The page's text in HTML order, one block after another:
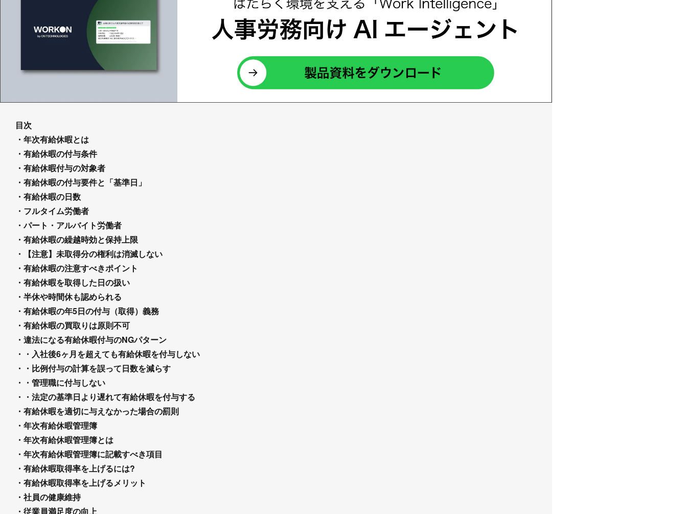
目次
・年次有給休暇とは
・有給休暇の付与条件
・有給休暇付与の対象者
・有給休暇の付与要件と「基準日」
・有給休暇の日数
・フルタイム労働者
・パート・アルバイト労働者
・有給休暇の繰越時効と保持上限
・【注意】未取得分の権利は消滅しない
・有給休暇の注意すべきポイント
・有給休暇を取得した日の扱い
・半休や時間休も認められる
・有給休暇の年5日の付与（取得）義務
・有給休暇の買取りは原則不可
・違法になる有給休暇付与のNGパターン
・・入社後6ヶ月を超えても有給休暇を付与しない
・・比例付与の計算を誤って日数を減らす
・・管理職に付与しない
・・法定の基準日より遅れて有給休暇を付与する
・有給休暇を適切に与えなかった場合の罰則
・年次有給休暇管理簿
・年次有給休暇管理簿とは
・年次有給休暇管理簿に記載すべき項目
・有給休暇取得率を上げるには?
・有給休暇取得率を上げるメリット
・社員の健康維持
・従業員満足度の向上